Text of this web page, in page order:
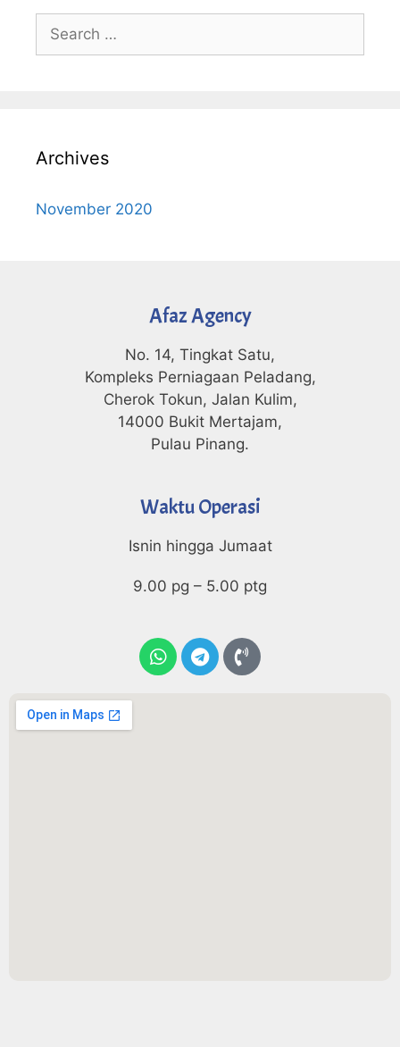
Archives
November 2020
Afaz Agency
No. 14, Tingkat Satu,
Kompleks Perniagaan Peladang,
Cherok Tokun, Jalan Kulim,
14000 Bukit Mertajam,
Pulau Pinang.
Waktu Operasi
Isnin hingga Jumaat
9.00 pg – 5.00 ptg